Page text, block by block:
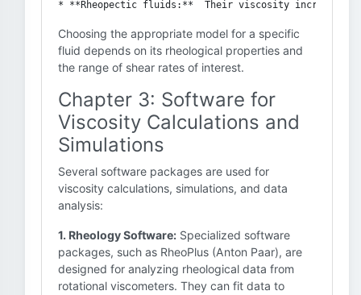
Choosing the appropriate model for a specific
fluid depends on its rheological properties and
the range of shear rates of interest.
Chapter 3: Software for
Viscosity Calculations and
Simulations
Several software packages are used for
viscosity calculations, simulations, and data
analysis:
1. Rheology Software: Specialized software
packages, such as RheoPlus (Anton Paar), are
designed for analyzing rheological data from
rotational viscometers. They can fit data to